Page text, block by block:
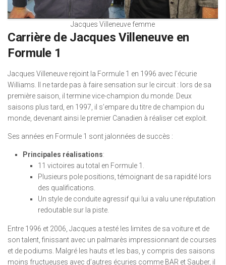
Jacques Villeneuve femme
Carrière de Jacques Villeneuve en
Formule 1
Jacques Villeneuve rejoint la Formule 1 en 1996 avec l’écurie
Williams. Il ne tarde pas à faire sensation sur le circuit : lors de sa
première saison, il termine vice-champion du monde. Deux
saisons plus tard, en 1997, il s’empare du titre de champion du
monde, devenant ainsi le premier Canadien à réaliser cet exploit.
Ses années en Formule 1 sont jalonnées de succès :
Principales réalisations:
11 victoires au total en Formule 1.
Plusieurs pole positions, témoignant de sa rapidité lors
des qualifications.
Un style de conduite agressif qui lui a valu une réputation
redoutable sur la piste.
Entre 1996 et 2006, Jacques a testé les limites de sa voiture et de
son talent, finissant avec un palmarès impressionnant de courses
et de podiums. Malgré les hauts et les bas, y compris des saisons
moins fructueuses avec d’autres écuries comme BAR et Sauber, il